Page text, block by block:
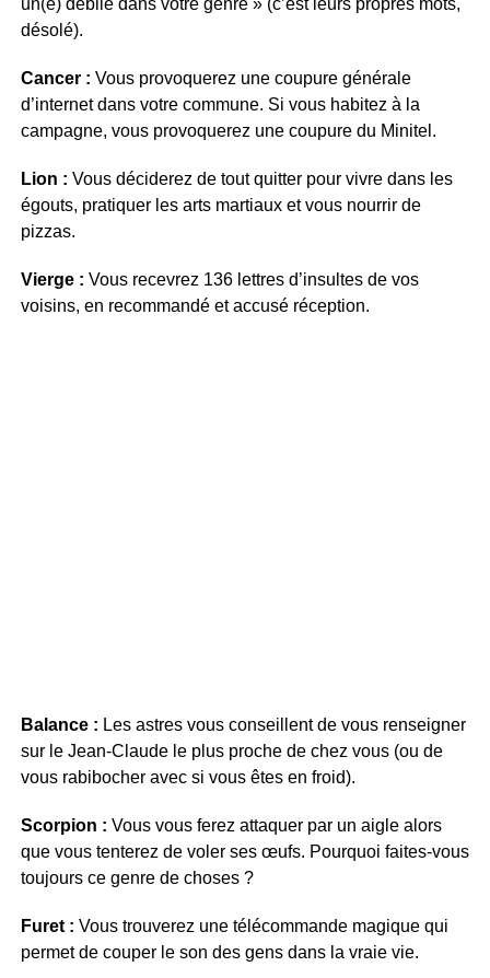
un(e) débile dans votre genre » (c’est leurs propres mots,
désolé).
Cancer : Vous provoquerez une coupure générale
d’internet dans votre commune. Si vous habitez à la
campagne, vous provoquerez une coupure du Minitel.
Lion : Vous déciderez de tout quitter pour vivre dans les
égouts, pratiquer les arts martiaux et vous nourrir de
pizzas.
Vierge : Vous recevrez 136 lettres d’insultes de vos
voisins, en recommandé et accusé réception.
Balance : Les astres vous conseillent de vous renseigner
sur le Jean-Claude le plus proche de chez vous (ou de
vous rabibocher avec si vous êtes en froid).
Scorpion : Vous vous ferez attaquer par un aigle alors
que vous tenterez de voler ses œufs. Pourquoi faites-vous
toujours ce genre de choses ?
Furet : Vous trouverez une télécommande magique qui
permet de couper le son des gens dans la vraie vie.